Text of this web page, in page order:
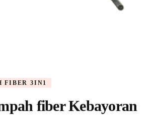
FIBER 3IN1
fiber Kebayoran